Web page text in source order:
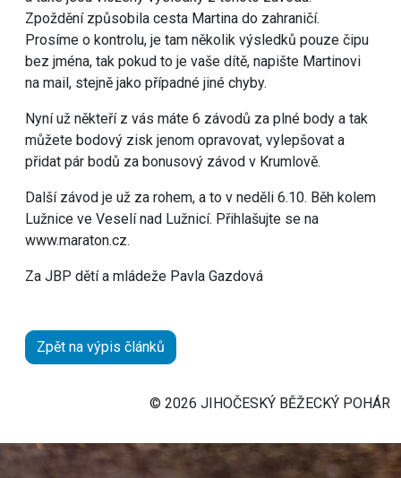
Zpoždění způsobila cesta Martina do zahraničí.
Prosíme o kontrolu, je tam několik výsledků pouze čipu
bez jména, tak pokud to je vaše dítě, napište Martinovi
na mail, stejně jako případné jiné chyby.
Nyní už někteří z vás máte 6 závodů za plné body a tak
můžete bodový zisk jenom opravovat, vylepšovat a
přidat pár bodů za bonusový závod v Krumlově.
Další závod je už za rohem, a to v neděli 6.10. Běh kolem
Lužnice ve Veselí nad Lužnicí. Přihlašujte se na
www.maraton.cz.
Za JBP dětí a mládeže Pavla Gazdová
Zpět na výpis článků
© 2026 JIHOČESKÝ BĚŽECKÝ POHÁR